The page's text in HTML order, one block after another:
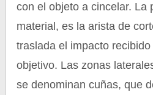
con el objeto a cincelar. La
material, es la arista de
traslada el impacto
objetivo. Las zonas
se denominan cuñas, que